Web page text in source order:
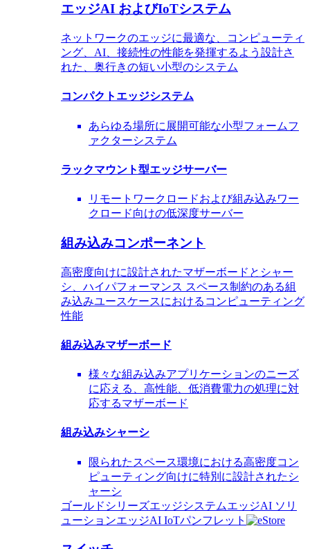
エッジAI およびIoTシステム
ネットワークのエッジに最適な、コンピューティ
ング、AI、接続性の性能を発揮するよう設計さ
れた、奥行きの短い小型のシステム
コンパクトエッジシステム
あらゆる場所に展開可能な小型フォームフ
ァクターシステム
ラックマウント型エッジサーバー
リモートワークロードおよび組み込みワー
クロード向けの低深度サーバー
組み込みコンポーネント
高密度向けに設計されたマザーボードとシャー
シ、ハイパフォーマンス スペース制約のある組
み込みユースケースにおけるコンピューティング
性能
組み込みマザーボード
様々な組み込みアプリケーションのニーズ
に応える、高性能、低消費電力の処理に対
応するマザーボード
組み込みシャーシ
限られたスペース環境における高密度コン
ピューティング向けに特別に設計されたシ
ャーシ
ゴールドシリーズエッジシステムエッジAI ソリ
ューションエッジAI IoTパンフレット